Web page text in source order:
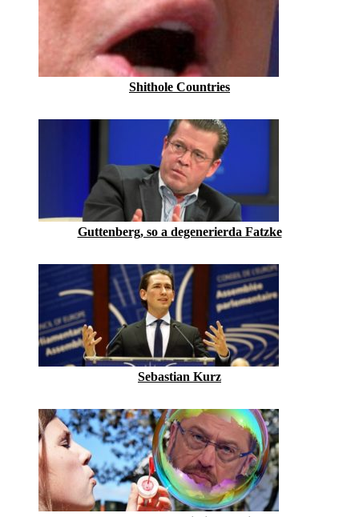
Shithole Countries
Guttenberg, so a degenerierda Fatzke
Sebastian Kurz